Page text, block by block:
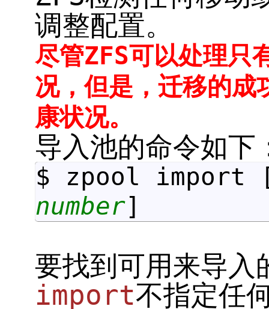
调整配置。
尽管ZFS可以处理只
况，但是，迁移的成
康状况。
导入池的命令如下
$ zpool import
number]
要找到可用来导入
import不指定任